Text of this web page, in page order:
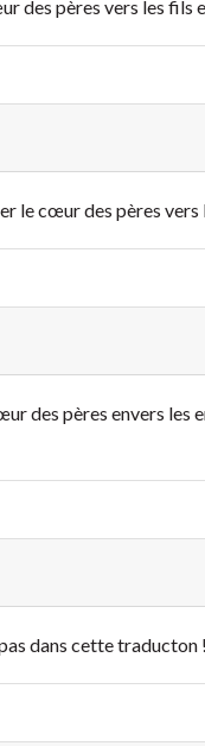
des pères vers les fils
le cœur des pères vers
des pères envers les
dans cette traducton !